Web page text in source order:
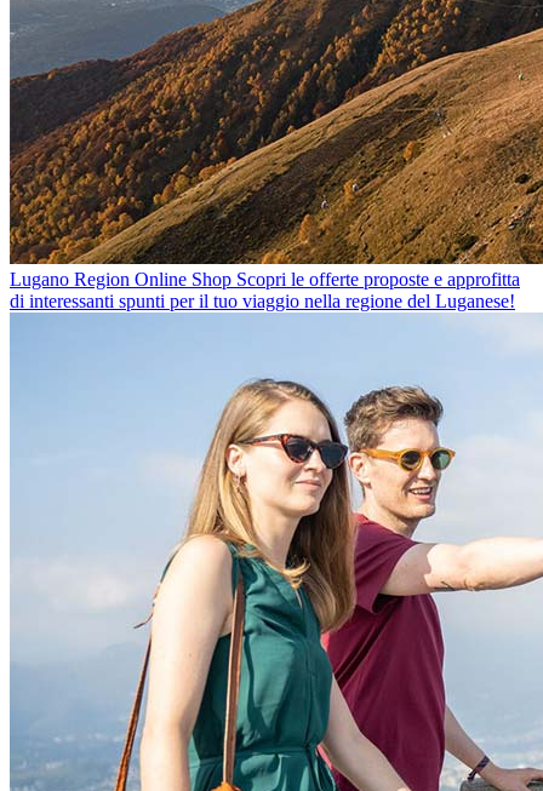
Lugano Region Online Shop Scopri le offerte proposte e approfitta
di interessanti spunti per il tuo viaggio nella regione del Luganese!